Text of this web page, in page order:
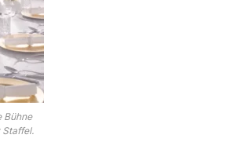
Bühne
Staffel.